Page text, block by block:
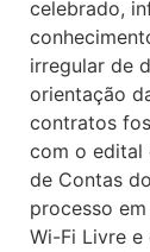
celebrado,
irregular de
orientação
contratos
com o edital
de Contas
processo
Wi-Fi Livre e